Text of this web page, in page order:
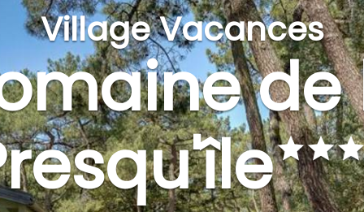
Village Vacances
de